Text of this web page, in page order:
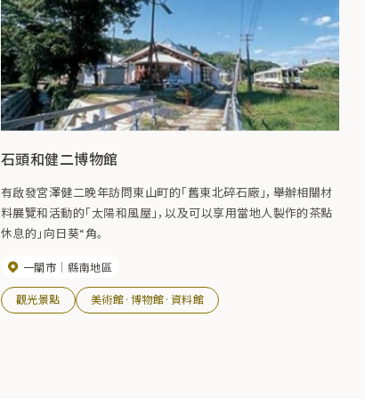
石頭和健二博物館
有啟發宮澤健二晚年訪問東山町的「舊東北碎石廠」，舉辦相關材
料展覽和活動的「太陽和風屋」，以及可以享用當地人製作的茶點
休息的」向日葵“角。
一關市 縣南地區
觀光景點 美術館·博物館·資料館